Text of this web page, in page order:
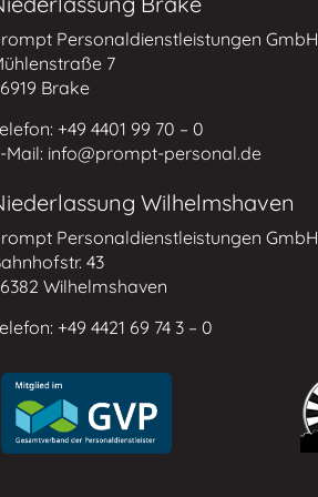
Personaldienstleistungen GmbH
7
Brake
+49 4401 99 70 – 0
Mail: info@prompt-personal.de
Wilhelmshaven
Personaldienstleistungen GmbH
43
Wilhelmshaven
+49 4421 69 74 3 – 0